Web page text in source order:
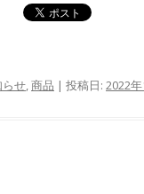
らせ,商品 | 投稿日: 2022